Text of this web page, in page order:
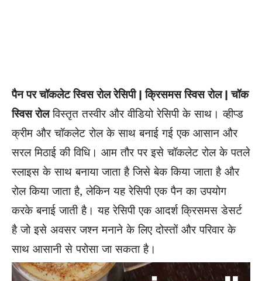
पैन पर चॉकलेट स्विस रोल रेसिपी | क्रिसमस स्विस रोल | चॉक
स्विस रोलविस्तृत तस्वीर और वीडियो रेसिपी के साथ। व्हीप्ड
क्रीम और चॉकलेट रोल के साथ बनाई गई एक आसान और
सरल मिठाई की विधि। आम तौर पर इसे चॉकलेट रोल के पतले
स्लाइस के साथ बनाया जाता है जिसे बेक किया जाता है और
रोल किया जाता है, लेकिन यह रेसिपी एक पैन का उपयोग
करके बनाई जाती है। यह रेसिपी एक आदर्श क्रिसमस डेसर्ट
है जो इसे अवसर जश्न मनाने के लिए दोस्तों और परिवार के
साथ आसानी से परोसा जा सकता है।